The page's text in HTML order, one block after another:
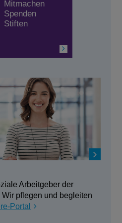
Mitmachen
Spenden
Stiften
Arbeitgeber der
pflegen und begleiten
Portal